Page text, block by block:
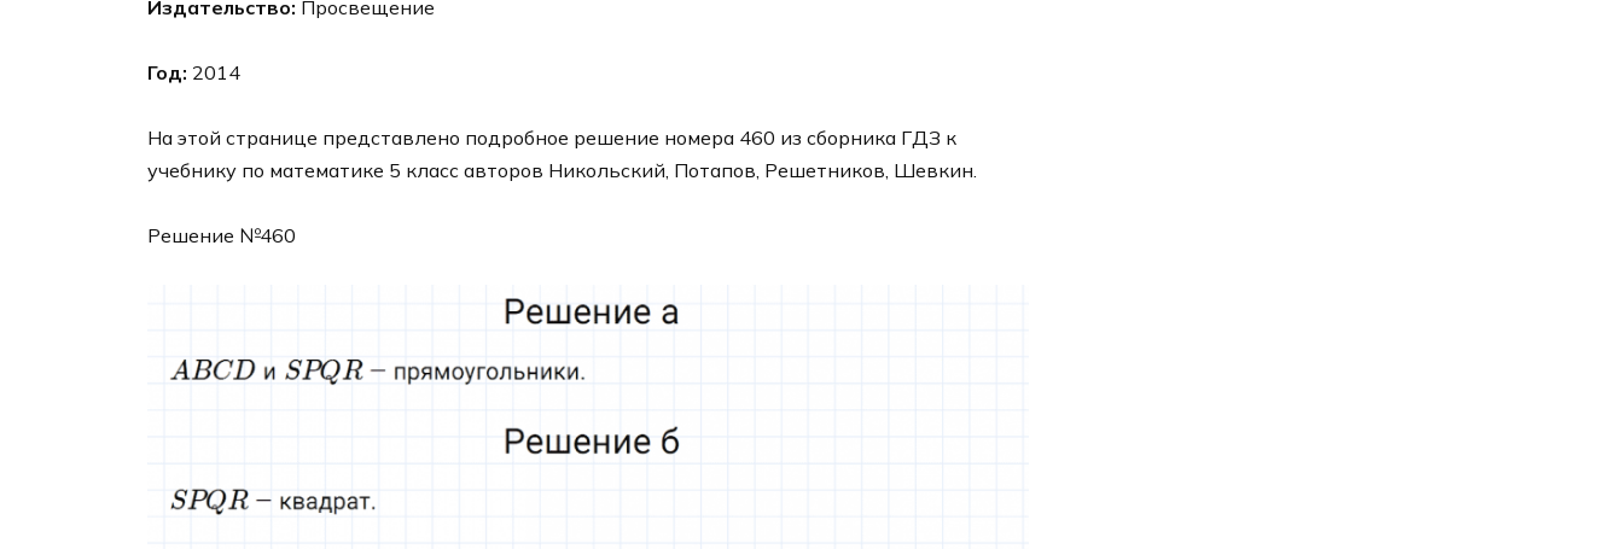
Издательство: Просвещение
Год: 2014
На этой странице представлено подробное решение номера 460 из сборника ГДЗ к
учебнику по математике 5 класс авторов Никольский, Потапов, Решетников, Шевкин.
Решение №460